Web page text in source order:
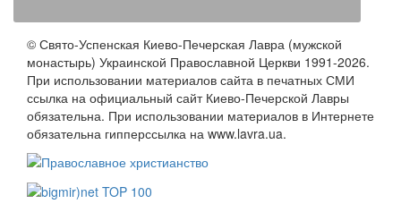
© Свято-Успенская Киево-Печерская Лавра (мужской
монастырь) Украинской Православной Церкви 1991-2026.
При использовании материалов сайта в печатных СМИ
ссылка на официальный сайт Киево-Печерской Лавры
обязательна. При использовании материалов в Интернете
обязательна гипперссылка на www.lavra.ua.